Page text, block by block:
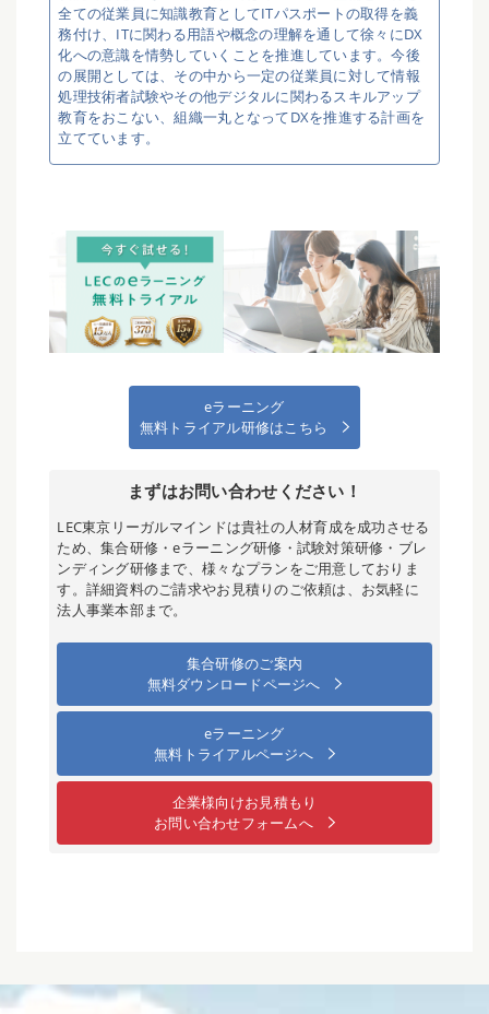
全ての従業員に知識教育としてITパスポートの取得を義
務付け、ITに関わる用語や概念の理解を通して徐々にDX
化への意識を情勢していくことを推進しています。今後
の展開としては、その中から一定の従業員に対して情報
処理技術者試験やその他デジタルに関わるスキルアップ
教育をおこない、組織一丸となってDXを推進する計画を
立てています。
eラーニング
無料トライアル研修はこちら
まずはお問い合わせください！
LEC東京リーガルマインドは貴社の人材育成を成功させる
ため、集合研修・eラーニング研修・試験対策研修・ブレ
ンディング研修まで、様々なプランをご用意しておりま
す。詳細資料のご請求やお見積りのご依頼は、お気軽に
法人事業本部まで。
集合研修のご案内
無料ダウンロードページへ
eラーニング
無料トライアルページへ
企業様向けお見積もり
お問い合わせフォームへ